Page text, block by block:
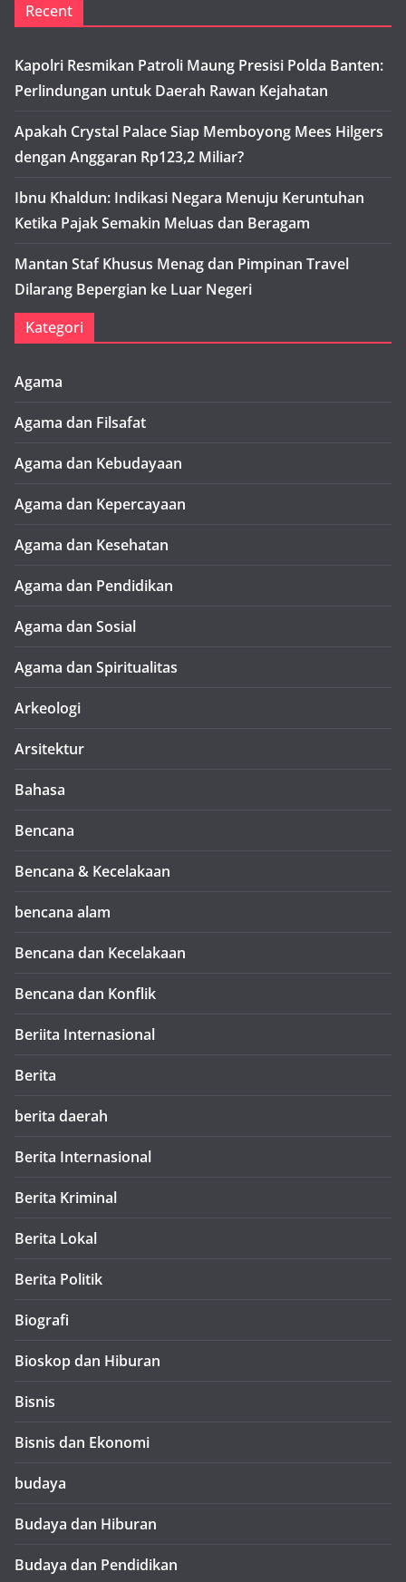
Recent
Kapolri Resmikan Patroli Maung Presisi Polda Banten:
Perlindungan untuk Daerah Rawan Kejahatan
Apakah Crystal Palace Siap Memboyong Mees Hilgers
dengan Anggaran Rp123,2 Miliar?
Ibnu Khaldun: Indikasi Negara Menuju Keruntuhan
Ketika Pajak Semakin Meluas dan Beragam
Mantan Staf Khusus Menag dan Pimpinan Travel
Dilarang Bepergian ke Luar Negeri
Kategori
Agama
Agama dan Filsafat
Agama dan Kebudayaan
Agama dan Kepercayaan
Agama dan Kesehatan
Agama dan Pendidikan
Agama dan Sosial
Agama dan Spiritualitas
Arkeologi
Arsitektur
Bahasa
Bencana
Bencana & Kecelakaan
bencana alam
Bencana dan Kecelakaan
Bencana dan Konflik
Beriita Internasional
Berita
berita daerah
Berita Internasional
Berita Kriminal
Berita Lokal
Berita Politik
Biografi
Bioskop dan Hiburan
Bisnis
Bisnis dan Ekonomi
budaya
Budaya dan Hiburan
Budaya dan Pendidikan